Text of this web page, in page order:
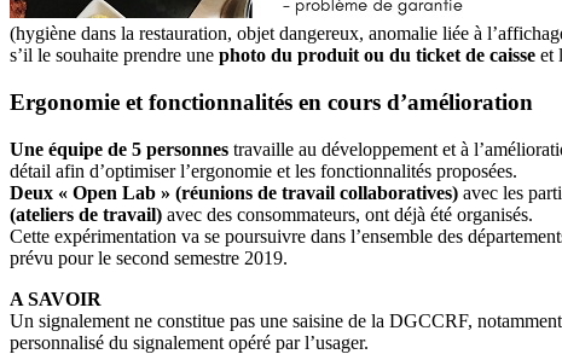
(hygiène dans la restauration, objet dangereux, anomalie liée à
s’il le souhaite prendre une photo du produit ou du ticket de caisse et
Ergonomie et fonctionnalités en cours d’amélioration
Une équipe de 5 personnes travaille au développement et à
détail afin d’optimiser l’ergonomie et les fonctionnalités proposées.
Deux « Open Lab » (réunions de travail collaboratives) avec les
(ateliers de travail) avec des consommateurs, ont déjà été organisés.
Cette expérimentation va se poursuivre dans l’ensemble des
prévu pour le second semestre 2019.
A SAVOIR
Un signalement ne constitue pas une saisine de la DGCCRF,
personnalisé du signalement opéré par l’usager.